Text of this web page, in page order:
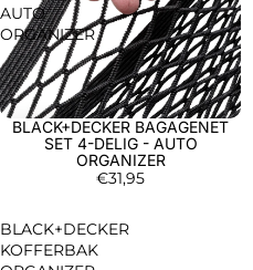
AUTO
ORGANIZER
BLACK+DECKER BAGAGENET
SET 4-DELIG - AUTO
ORGANIZER
€31,95
BLACK+DECKER
KOFFERBAK